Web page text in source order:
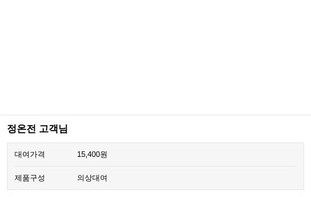
정온전 고객님
대여가격 15,400원
제품구성 의상대여